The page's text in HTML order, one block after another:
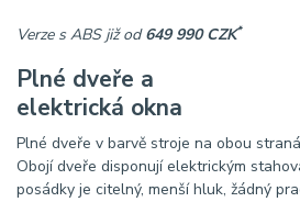
Verze s ABS již od649 990 CZK*
Plné dveře a
elektrická okna
Plné dveře v barvě stroje na obou
Obojí dveře disponují elektrickým
posádky je citelný, menší hluk, žádný